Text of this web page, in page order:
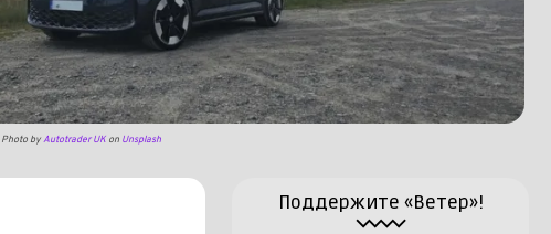
Photo byAutotrader UK on Unsplash
Поддержите «Ветер»!